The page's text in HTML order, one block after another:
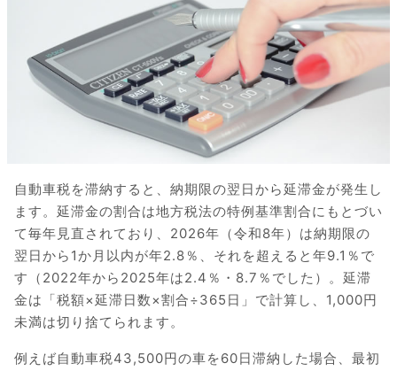
自動車税を滞納すると、納期限の翌日から延滞金が発生し
ます。延滞金の割合は地方税法の特例基準割合にもとづい
て毎年見直されており、2026年（令和8年）は納期限の
翌日から1か月以内が年2.8％、それを超えると年9.1％で
す（2022年から2025年は2.4％・8.7％でした）。延滞
金は「税額×延滞日数×割合÷365日」で計算し、1,000円
未満は切り捨てられます。
例えば自動車税43,500円の車を60日滞納した場合、最初